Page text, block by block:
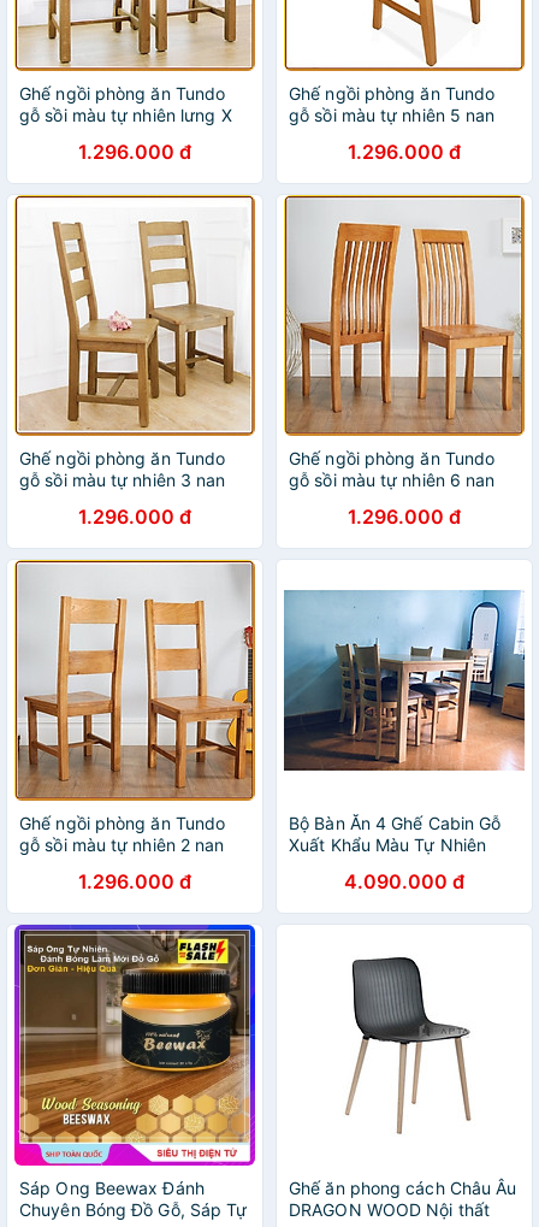
Ghế ngồi phòng ăn Tundo
gỗ sồi màu tự nhiên lưng X
1.296.000 đ
Ghế ngồi phòng ăn Tundo
gỗ sồi màu tự nhiên 5 nan
1.296.000 đ
Ghế ngồi phòng ăn Tundo
gỗ sồi màu tự nhiên 3 nan
1.296.000 đ
Ghế ngồi phòng ăn Tundo
gỗ sồi màu tự nhiên 6 nan
1.296.000 đ
Ghế ngồi phòng ăn Tundo
gỗ sồi màu tự nhiên 2 nan
1.296.000 đ
Bộ Bàn Ăn 4 Ghế Cabin Gỗ
Xuất Khẩu Màu Tự Nhiên
4.090.000 đ
Sáp Ong Beewax Đánh
Chuyên Bóng Đồ Gỗ, Sáp Tự
Ghế ăn phong cách Châu Âu
DRAGON WOOD Nội thất